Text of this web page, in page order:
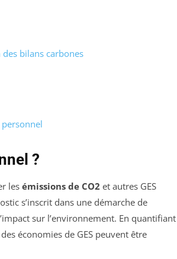
bilans carbones
?
les émissions de CO2 et autres GES
s’inscrit dans une démarche de
sur l’environnement. En quantifiant
économies de GES peuvent être